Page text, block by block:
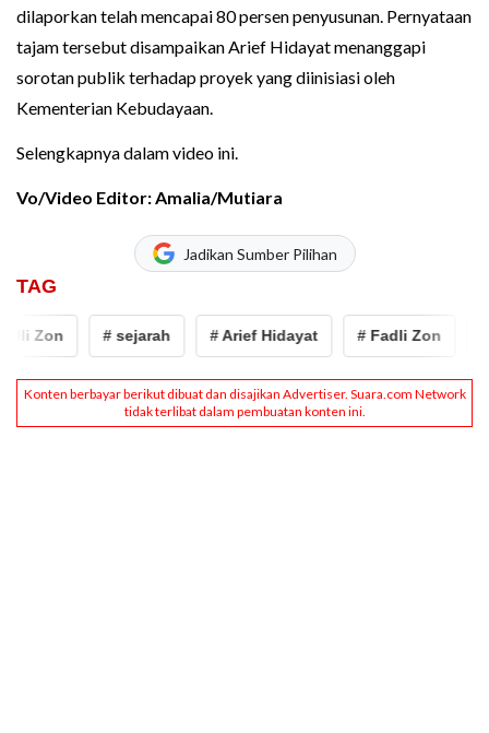
dilaporkan telah mencapai 80 persen penyusunan. Pernyataan
tajam tersebut disampaikan Arief Hidayat menanggapi
sorotan publik terhadap proyek yang diinisiasi oleh
Kementerian Kebudayaan.
Selengkapnya dalam video ini.
Vo/Video Editor: Amalia/Mutiara
Jadikan Sumber Pilihan
TAG
Zon # sejarah # Arief Hidayat # Fadli Zon